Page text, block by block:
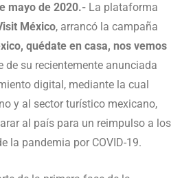
mayo de 2020.- La plataforma
México, arrancó la campaña
quédate en casa, nos vemos
de su recientemente anunciada
digital, mediante la cual
y al sector turístico mexicano,
al país para un reimpulso a los
la pandemia por COVID-19.